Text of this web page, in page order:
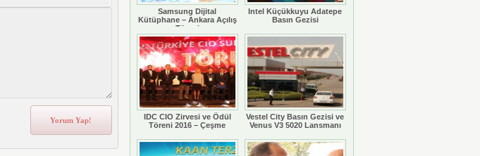
Samsung Dijital
Kütüphane – Ankara Açılış
Töreni
Intel Küçükkuyu Adatepe
Basın Gezisi
IDC CIO Zirvesi ve Ödül
Töreni 2016 – Çeşme
Vestel City Basın Gezisi ve
Venus V3 5020 Lansmanı